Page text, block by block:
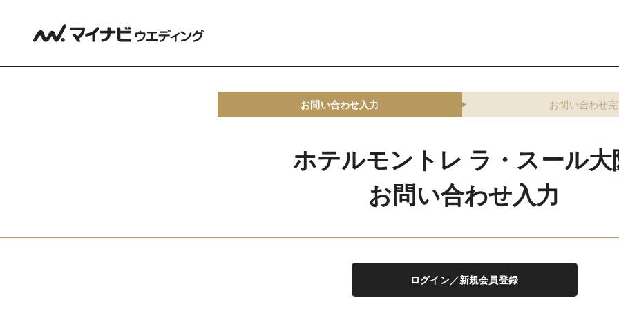
お問い合わせ入力 お問い合わせ
ホテルモントレ ラ・スール大
お問い合わせ入力
ログイン／新規会員登録